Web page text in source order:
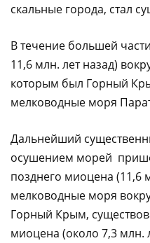
скальные города, стал
В течение большей
11,6 млн. лет назад)
которым был Горный
мелководные моря
Дальнейший
осушением морей
позднего миоцена (11,6
мелководные моря
Горный Крым,
миоцена (около 7,3 млн.